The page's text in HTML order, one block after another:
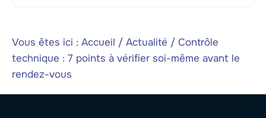
Vous êtes ici : Accueil / Actualité / Contrôle
technique : 7 points à vérifier soi-même avant le
rendez-vous